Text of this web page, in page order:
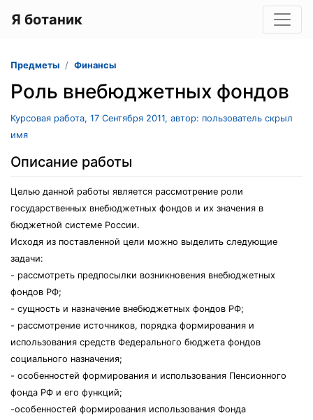
Я ботаник
Предметы Финансы
Роль внебюджетных фондов
Курсовая работа, 17 Сентября 2011, автор: пользователь скрыл
имя
Описание работы
Целью данной работы является рассмотрение роли
государственных внебюджетных фондов и их значения в
бюджетной системе России.
Исходя из поставленной цели можно выделить следующие
задачи:
- рассмотреть предпосылки возникновения внебюджетных
фондов РФ;
- сущность и назначение внебюджетных фондов РФ;
- рассмотрение источников, порядка формирования и
использования средств Федерального бюджета фондов
социального назначения;
- особенностей формирования и использования Пенсионного
фонда РФ и его функций;
-особенностей формирования использования Фонда